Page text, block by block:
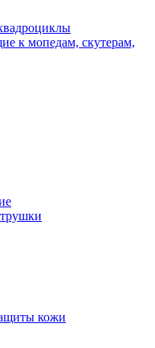
к мопедам, скутерам,
кожи